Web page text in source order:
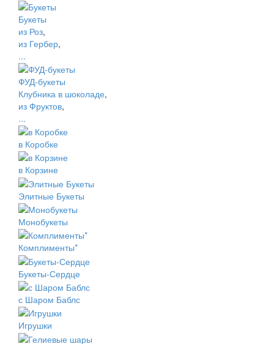
Букеты
из Роз,
из Гербер,
...
ФУД-букеты
Клубника в шоколаде,
из Фруктов,
...
в Коробке
в Корзине
Элитные Букеты
Монобукеты
Комплименты*
Букеты-Сердце
с Шаром Баблс
Игрушки